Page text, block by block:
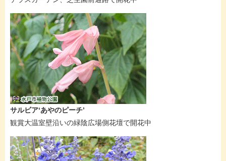
サルビア‘あやのピーチ’
観賞大温室壁沿いの緑陰広場側花壇で開花中